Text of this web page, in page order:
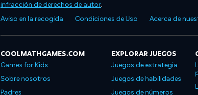
infracción de derechos de autor.
Aviso en la recogida
Condiciones de Uso Acerca de
COOLMATHGAMES.COM
Games for Kids
Sobre nosotros
Padres
EXPLORAR JUEGOS
Juegos de estrategia
Juegos de habilidades
Juegos de números